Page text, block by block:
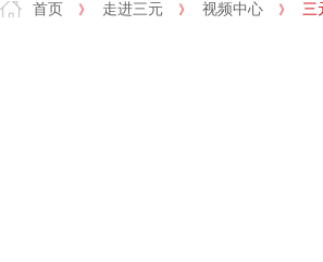
首页 》 走进三元 》 视频中心 》 三